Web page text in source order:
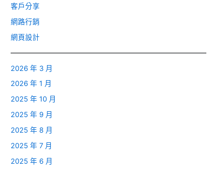
客戶分享
網路行銷
網頁設計
2026 年 3 月
2026 年 1 月
2025 年 10 月
2025 年 9 月
2025 年 8 月
2025 年 7 月
2025 年 6 月